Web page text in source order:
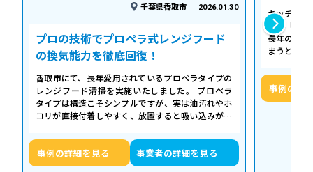
千葉県香取市 2026.01.30
プロの技術でプロペラ式レンジフード
の換気能力を徹底回復！
香取市にて、長年愛用されているプロペラタイプの
レンジフード清掃を実施いたしました。 プロペラ
タイプは構造こそシンプルですが、実は油汚れやホ
コリが直接付着しやすく、放置すると吸い込みが悪
事例の詳細を見る 事業者の詳細を見る
キッチン
える「シ
長年の調
まうとご
事例の詳